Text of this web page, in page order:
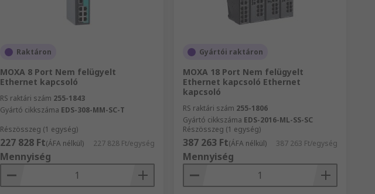
Raktáron
MOXA 8 Port Nem felügyelt
Ethernet kapcsoló
RS raktári szám 255-1843
Gyártó cikkszáma EDS-308-MM-SC-T
Részösszeg (1 egység)
227 828 Ft(ÁFA nélkül) 227 828 Ft/egység
Mennyiség
Gyártói raktáron
MOXA 18 Port Nem felügyelt
Ethernet kapcsoló Ethernet
kapcsoló
RS raktári szám 255-1806
Gyártó cikkszáma EDS-2016-ML-SS-SC
Részösszeg (1 egység)
387 263 Ft(ÁFA nélkül) 387 263 Ft/egység
Mennyiség